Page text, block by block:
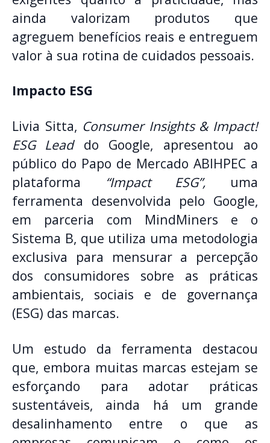
ainda valorizam produtos que
agreguem benefícios reais e entreguem
valor à sua rotina de cuidados pessoais.
Impacto ESG
Livia Sitta, Consumer Insights & Impact!
ESG Leaddo Google, apresentou ao
público do Papo de Mercado ABIHPEC a
plataforma
“Impact ESG”, uma
ferramenta desenvolvida pelo Google,
em parceria com MindMiners e o
Sistema B, que utiliza uma metodologia
exclusiva para mensurar a percepção
dos consumidores sobre as práticas
ambientais, sociais e de governança
(ESG) das marcas.
Um estudo da ferramenta destacou
que, embora muitas marcas estejam se
esforçando para adotar práticas
sustentáveis, ainda há um grande
desalinhamento entre o que as